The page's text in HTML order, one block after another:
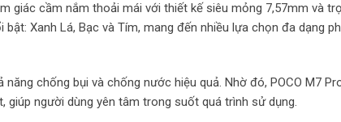
giác cầm nắm thoải mái với thiết kế siêu mỏng 7,57mm và
Xanh Lá, Bạc và Tím, mang đến nhiều lựa chọn đa dạng
chống bụi và chống nước hiệu quả. Nhờ đó, POCO M7
người dùng yên tâm trong suốt quá trình sử dụng.